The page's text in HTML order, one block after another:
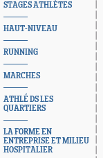
STAGES ATHLÈTES
HAUT-NIVEAU
RUNNING
MARCHES
ATHLÉ DS LES
QUARTIERS
LA FORME EN
ENTREPRISE ET MILIEU
HOSPITALIER